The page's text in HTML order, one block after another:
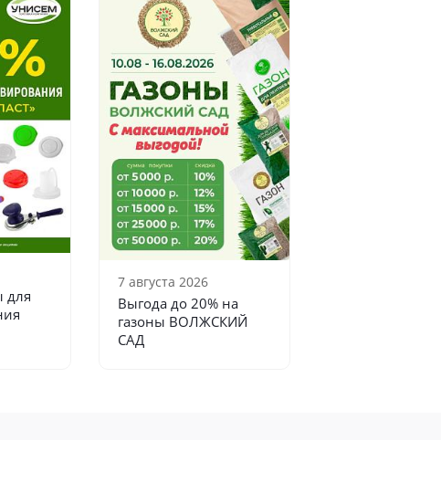
для
7 августа 2026
Выгода до 20% на
газоны ВОЛЖСКИЙ
САД